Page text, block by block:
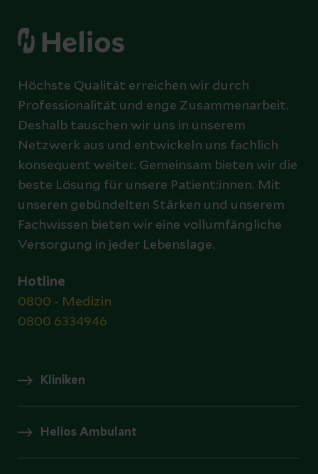
Höchste Qualität erreichen wir durch
Professionalität und enge Zusammenarbeit.
Deshalb tauschen wir uns in unserem
Netzwerk aus und entwickeln uns fachlich
konsequent weiter. Gemeinsam bieten wir die
beste Lösung für unsere Patient:innen. Mit
unseren gebündelten Stärken und unserem
Fachwissen bieten wir eine vollumfängliche
Versorgung in jeder Lebenslage.
Hotline
0800 - Medizin
0800 6334946
Kliniken
Helios Ambulant